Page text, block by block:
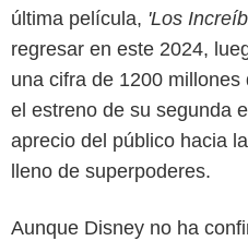
última película, 'Los
regresar en este 2024,
una cifra de 1200
el estreno de su segunda
aprecio del público hacia
lleno de superpoderes.
Aunque Disney no ha